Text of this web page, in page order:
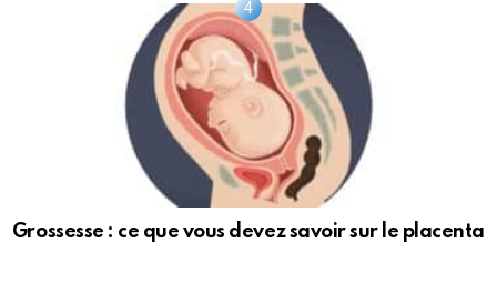
Grossesse : ce que vous devez savoir sur le placenta